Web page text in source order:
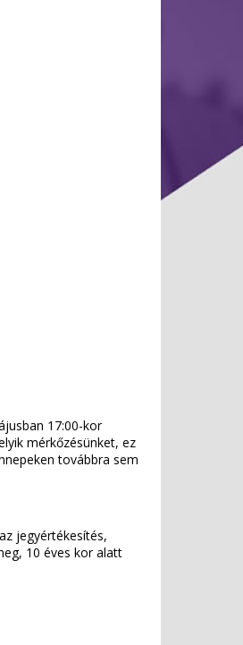
17:00-kor
mérkőzésünket, ez
továbbra sem
jegyértékesítés,
10 éves kor alatt